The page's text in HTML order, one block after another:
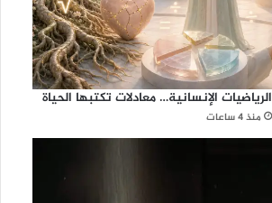
الرياضيات الإنسانية… معادلات تكتبها الحياة
منذ 4 ساعات